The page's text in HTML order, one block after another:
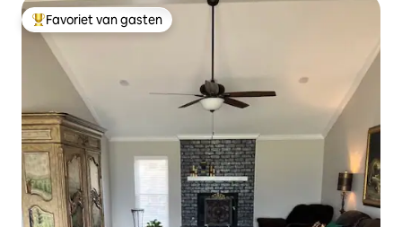
Topfavoriet van gasten
Favoriet van gasten